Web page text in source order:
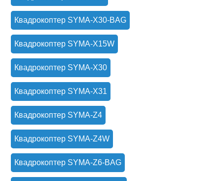
Квадрокоптер SYMA-X30-BAG
Квадрокоптер SYMA-X15W
Квадрокоптер SYMA-X30
Квадрокоптер SYMA-X31
Квадрокоптер SYMA-Z4
Квадрокоптер SYMA-Z4W
Квадрокоптер SYMA-Z6-BAG